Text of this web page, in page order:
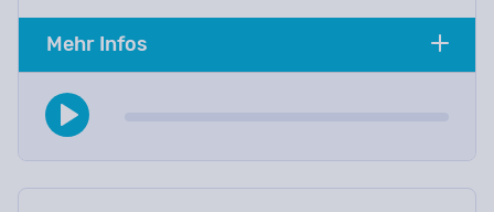
Mehr Infos